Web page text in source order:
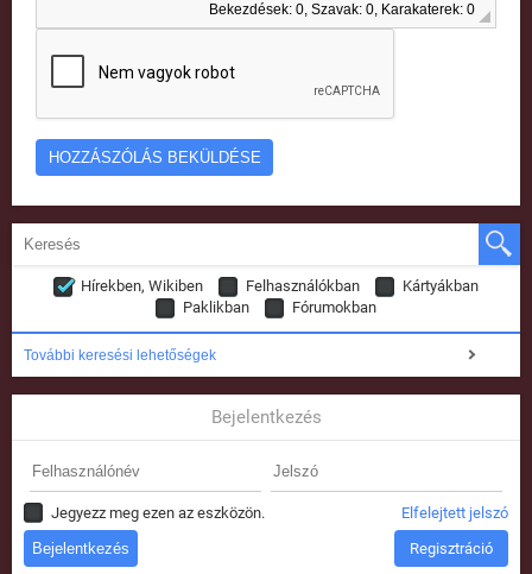
Bekezdések: 0, Szavak: 0, Karakaterek: 0
Hírekben, Wikiben Felhasználókban
Kártyákban
Paklikban
Fórumokban
További keresési lehetőségek
Bejelentkezés
Jegyezz meg ezen az eszközön. Elfelejtett jelszó
Regisztráció